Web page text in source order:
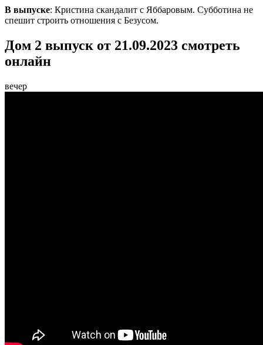
В выпуске: Кристина скандалит с Яббаровым. Субботина не
спешит строить отношения с Безусом.
Дом 2 выпуск от 21.09.2023 смотреть
онлайн
вечер